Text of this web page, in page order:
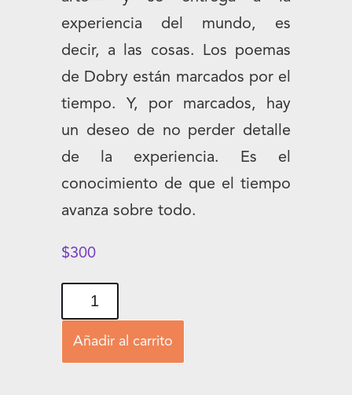
experiencia del mundo, es
decir, a las cosas. Los poemas
de Dobry están marcados por el
tiempo. Y, por marcados, hay
un deseo de no perder detalle
de la experiencia. Es el
conocimiento de que el tiempo
avanza sobre todo.
$300
Añadir al carrito